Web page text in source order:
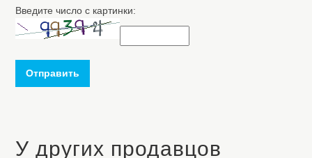
Введите число с картинки:
Отправить
У других продавцов